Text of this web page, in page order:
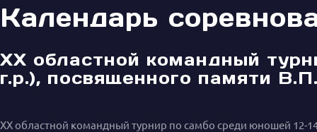
Календарь
ХХ областной командный
г.р.), посвященного памяти
ХХ областной командный турнир по самбо среди юношей 12-